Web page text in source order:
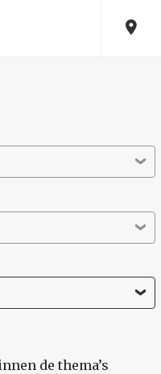
de thema’s